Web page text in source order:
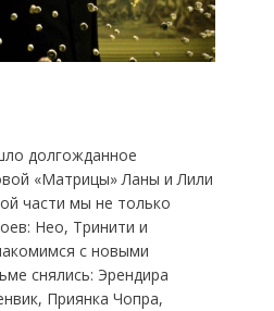
долгожданное
«Матрицы» Ланы и Лили
части мы не только
Нео, Тринити и
с новыми
снялись: Эрендира
Приянка Чопра,